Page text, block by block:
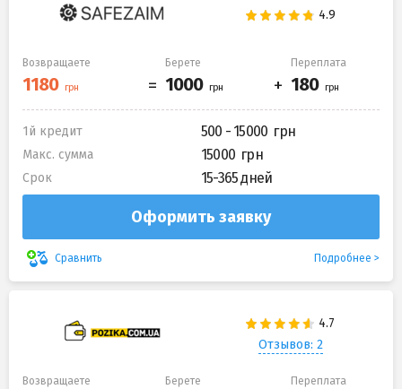
Возвращаете Берете Переплата
1й кредит 500 - 15000
Макс. сумма 15000
Срок 15-365 дней
Оформить заявку
Сравнить Подробнее
Отзывов: 2
Возвращаете Берете Переплата